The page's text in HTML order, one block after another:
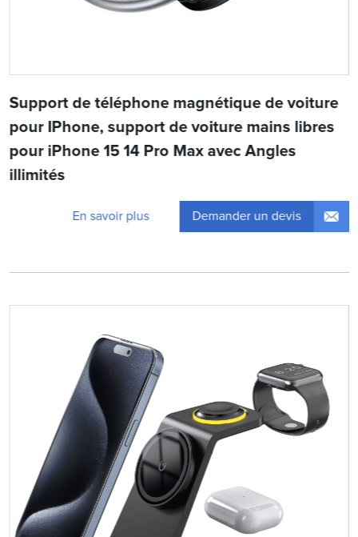
Support de téléphone magnétique de voiture
pour IPhone, support de voiture mains libres
pour iPhone 15 14 Pro Max avec Angles
illimités
En savoir plus Demander un devis